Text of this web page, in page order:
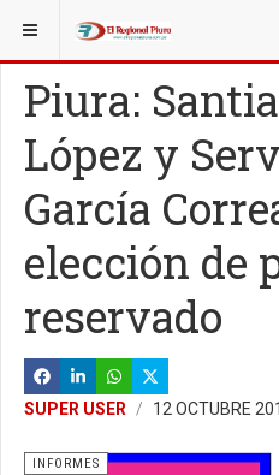
ESTÁ AQUÍ: ESPECIALES
Piura:
López y
García
elección de
reservado
SUPER USER 12 OCTUBRE
INFORMES